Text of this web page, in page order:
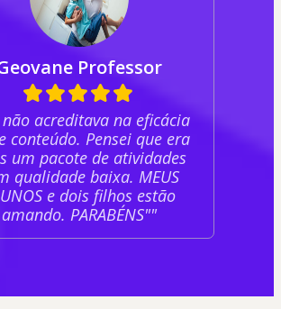
Professor
não acreditava na eficácia
conteúdo. Pensei que era
um pacote de atividades
qualidade baixa. MEUS
e dois filhos estão
amando. PARABÉNS""